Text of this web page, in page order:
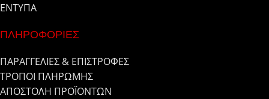
ΕΝΤΥΠΑ
ΠΛΗΡΟΦΟΡΙΕΣ
ΠΑΡΑΓΓΕΛΙΕΣ & ΕΠΙΣΤΡΟΦΕΣ
ΤΡΟΠΟΙ ΠΛΗΡΩΜΗΣ
ΑΠΟΣΤΟΛΗ ΠΡΟΪΟΝΤΩΝ